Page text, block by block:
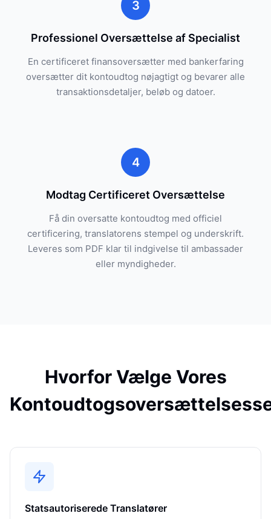
3
Professionel Oversættelse af Specialist
En certificeret finansoversætter med bankerfaring
oversætter dit kontoudtog nøjagtigt og bevarer alle
transaktionsdetaljer, beløb og datoer.
4
Modtag Certificeret Oversættelse
Få din oversatte kontoudtog med officiel
certificering, translatorens stempel og underskrift.
Leveres som PDF klar til indgivelse til ambassader
eller myndigheder.
Hvorfor Vælge Vores
Statsautoriserede Translatører